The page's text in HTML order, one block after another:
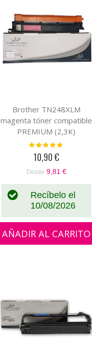
Brother TN248XLM
magenta tóner compatible
PREMIUM (2,3K)
Valoración:
10,90 €
Desde 9,81 €
Recíbelo el
10/08/2026
AÑADIR AL CARRITO